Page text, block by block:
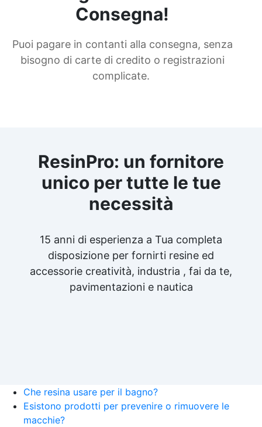
Consegna!
Puoi pagare in contanti alla consegna, senza
bisogno di carte di credito o registrazioni
complicate.
ResinPro: un fornitore
unico per tutte le tue
necessità
15 anni di esperienza a Tua completa
disposizione per fornirti resine ed
accessorie creatività, industria , fai da te,
pavimentazioni e nautica
Che resina usare per il bagno?
Esistono prodotti per prevenire o rimuovere le
macchie?